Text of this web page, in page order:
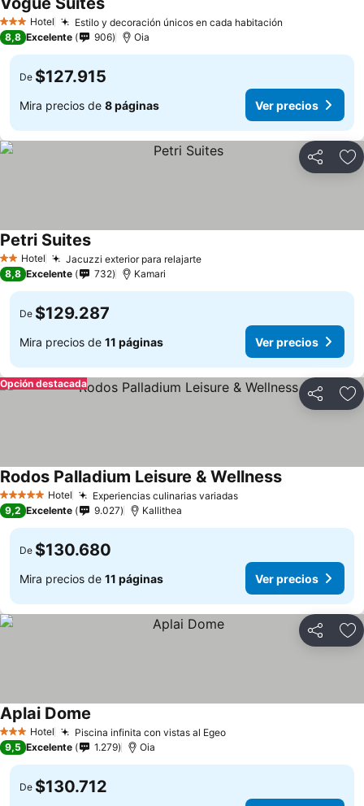
3 Estrellas
Hotel Estilo y decoración únicos en cada habitación
8,8 Excelente 906 Oia
De $127.915
Mira precios de 8 páginas Ver precios
Compartir
2 Estrellas
Hotel Jacuzzi exterior para relajarte
Petri Suites
8,8 Excelente 732 Kamari
De $129.287
Mira precios de 11 páginas Ver precios
Compartir
Opción destacada
5 Estrellas Hotel Experiencias culinarias variadas
Rodos Palladium Leisure & Wellness
9,2 Excelente 9.027 Kallithea
De $130.680
Mira precios de 11 páginas Ver precios
Compartir
3 Estrellas
Hotel Piscina infinita con vistas al Egeo
Aplai Dome
9,5 Excelente 1.279 Oia
De $130.712